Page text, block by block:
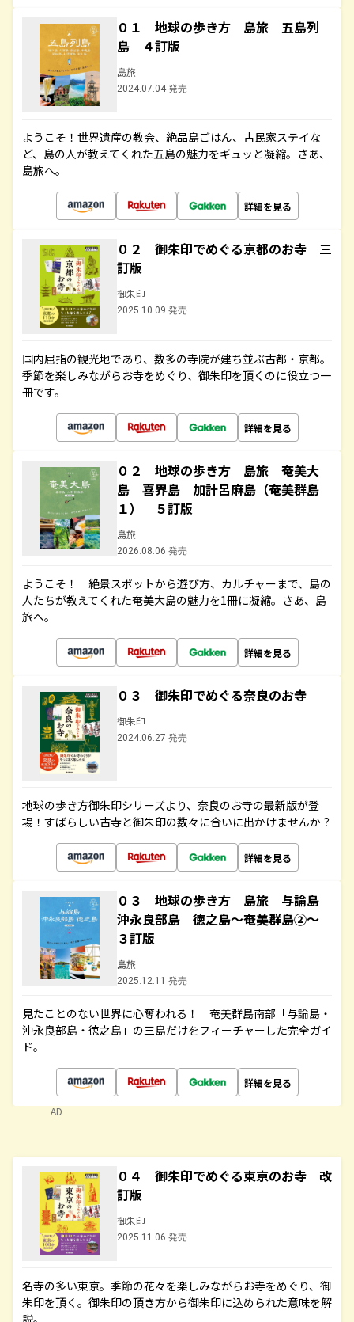
０１ 地球の歩き方 島旅 五島列
島 ４訂版
島旅
2024.07.04 発売
ようこそ！世界遺産の教会、絶品島ごはん、古民家ステイな
ど、島の人が教えてくれた五島の魅力をギュッと凝縮。さあ、
島旅へ。
詳細を見る
０２ 御朱印でめぐる京都のお寺 三
訂版
御朱印
2025.10.09 発売
国内屈指の観光地であり、数多の寺院が建ち並ぶ古都・京都。
季節を楽しみながらお寺をめぐり、御朱印を頂くのに役立つ一
冊です。
詳細を見る
０２ 地球の歩き方 島旅 奄美大
島 喜界島 加計呂麻島（奄美群島
１） ５訂版
島旅
2026.08.06 発売
ようこそ！ 絶景スポットから遊び方、カルチャーまで、島の
人たちが教えてくれた奄美大島の魅力を1冊に凝縮。さあ、島
旅へ。
詳細を見る
０３ 御朱印でめぐる奈良のお寺
御朱印
2024.06.27 発売
地球の歩き方御朱印シリーズより、奈良のお寺の最新版が登
場！すばらしい古寺と御朱印の数々に合いに出かけませんか？
詳細を見る
０３ 地球の歩き方 島旅 与論島
沖永良部島 徳之島～奄美群島②～
３訂版
島旅
2025.12.11 発売
見たことのない世界に心奪われる！ 奄美群島南部「与論島・
沖永良部島・徳之島」の三島だけをフィーチャーした完全ガイ
ド。
詳細を見る
AD
０４ 御朱印でめぐる東京のお寺 改
訂版
御朱印
2025.11.06 発売
名寺の多い東京。季節の花々を楽しみながらお寺をめぐり、御
朱印を頂く。御朱印の頂き方から御朱印に込められた意味を解
説。